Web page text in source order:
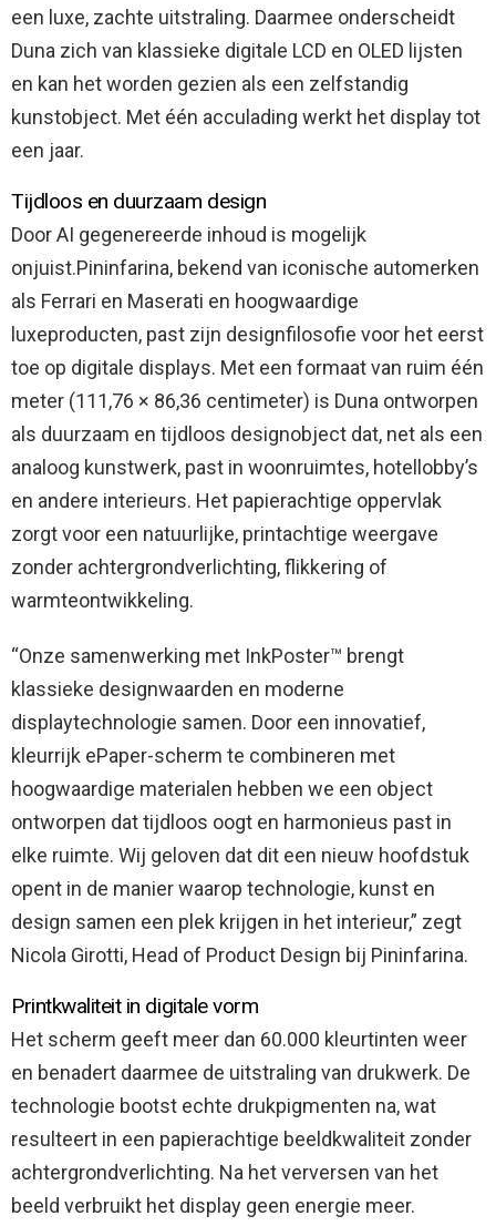
een luxe, zachte uitstraling. Daarmee onderscheidt
Duna zich van klassieke digitale LCD en OLED lijsten
en kan het worden gezien als een zelfstandig
kunstobject. Met één acculading werkt het display tot
een jaar.
Tijdloos en duurzaam design
Door AI gegenereerde inhoud is mogelijk
onjuist.Pininfarina, bekend van iconische automerken
als Ferrari en Maserati en hoogwaardige
luxeproducten, past zijn designfilosofie voor het eerst
toe op digitale displays. Met een formaat van ruim één
meter (111,76 × 86,36 centimeter) is Duna ontworpen
als duurzaam en tijdloos designobject dat, net als een
analoog kunstwerk, past in woonruimtes, hotellobby’s
en andere interieurs. Het papierachtige oppervlak
zorgt voor een natuurlijke, printachtige weergave
zonder achtergrondverlichting, flikkering of
warmteontwikkeling.
“Onze samenwerking met InkPoster™ brengt
klassieke designwaarden en moderne
displaytechnologie samen. Door een innovatief,
kleurrijk ePaper-scherm te combineren met
hoogwaardige materialen hebben we een object
ontworpen dat tijdloos oogt en harmonieus past in
elke ruimte. Wij geloven dat dit een nieuw hoofdstuk
opent in de manier waarop technologie, kunst en
design samen een plek krijgen in het interieur,” zegt
Nicola Girotti, Head of Product Design bij Pininfarina.
Printkwaliteit in digitale vorm
Het scherm geeft meer dan 60.000 kleurtinten weer
en benadert daarmee de uitstraling van drukwerk. De
technologie bootst echte drukpigmenten na, wat
resulteert in een papierachtige beeldkwaliteit zonder
achtergrondverlichting. Na het verversen van het
beeld verbruikt het display geen energie meer.